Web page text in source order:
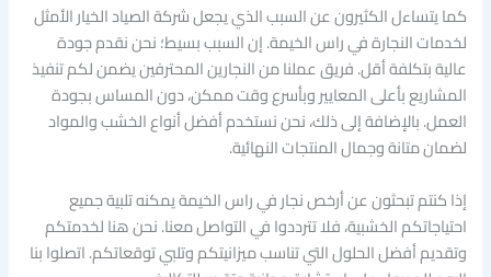
كما يتساءل الكثيرون عن السبب الذي يجعل شركة الصياد الخيار الأمثل
لخدمات النجارة في راس الخيمة. إن السبب بسيط؛ نحن نقدم جودة
عالية بتكلفة أقل. فريق عملنا من النجارين المحترفين يضمن لكم تنفيذ
المشاريع بأعلى المعايير وبأسرع وقت ممكن، دون المساس بجودة
العمل. بالإضافة إلى ذلك، نحن نستخدم أفضل أنواع الخشب والمواد
لضمان متانة وجمال المنتجات النهائية.
إذا كنتم تبحثون عن أرخص نجار في راس الخيمة يمكنه تلبية جميع
احتياجاتكم الخشبية، فلا تترددوا في التواصل معنا. نحن هنا لخدمتكم
وتقديم أفضل الحلول التي تناسب ميزانيتكم وتلبي توقعاتكم. اتصلوا بنا